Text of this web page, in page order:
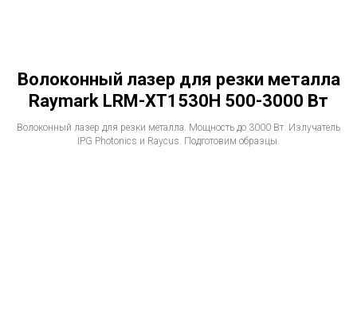
Волоконный лазер для резки металла
Raymark LRM-XT1530H 500-3000 Вт
Волоконный лазер для резки металла. Мощность до 3000 Вт. Излучатель
IPG Photonics и Raycus. Подготовим образцы.